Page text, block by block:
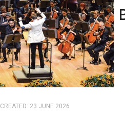
CREATED: 23 JUNE 2026